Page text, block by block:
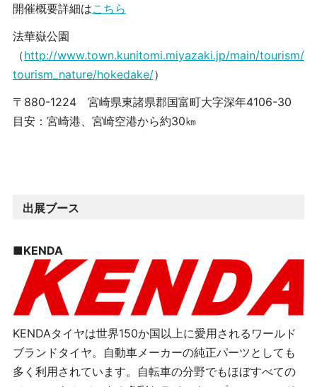
開催概要詳細はこちら
法華嶽公園
（http://www.town.kunitomi.miyazaki.jp/main/tourism/
tourism_nature/hokedake/）
〒880-1224 宮崎県東諸県郡国富町大字深年4106-30
目安：宮崎港、宮崎空港から約30㎞
出展ブース
■KENDA
KENDAタイヤは世界150か国以上に愛用されるワールド
ブランドタイヤ。自動車メーカーの純正パーツとしても
多く利用されています。自転車の分野でもほぼすべての